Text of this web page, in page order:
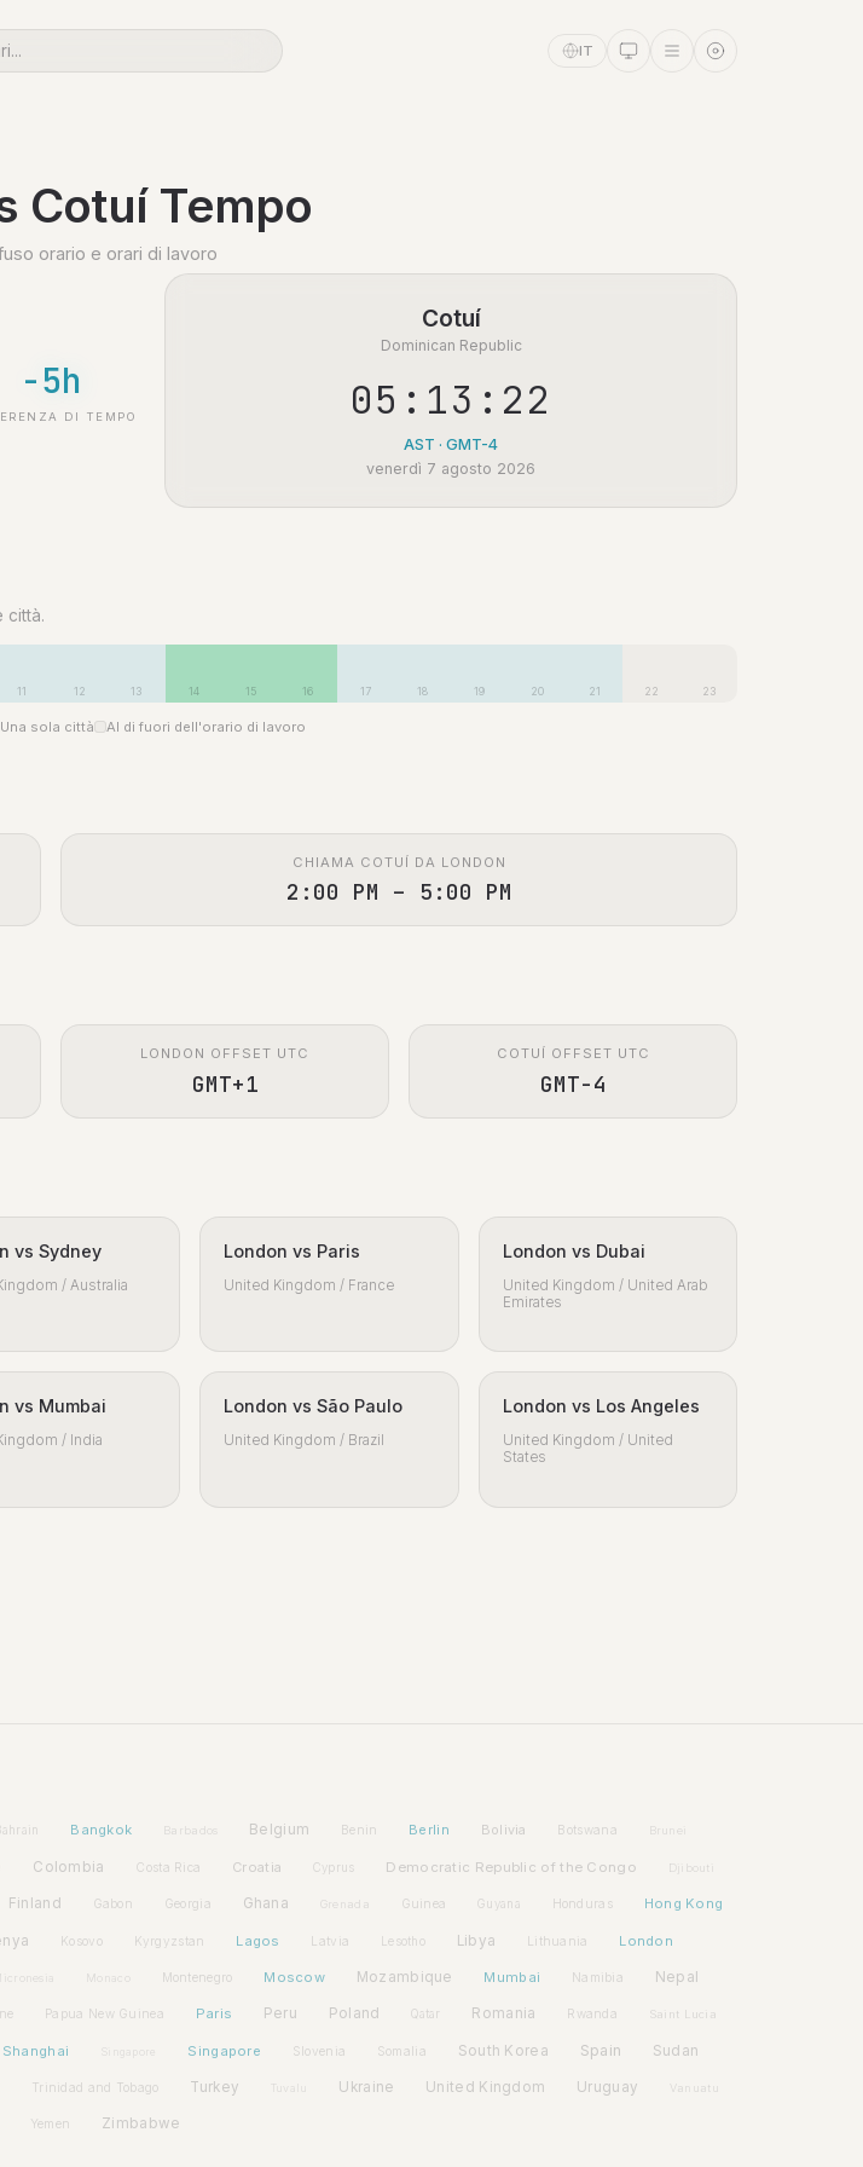
IT
Cotuí Tempo
orario e orari di lavoro
-5h
DI TEMPO
Cotuí
Dominican Republic
05:13:22
AST · GMT-4
venerdì 7 agosto 2026
città.
11 12 13 14 15 16 17 18 19 20 21 22 23
Una sola città Al di fuori dell'orario di lavoro
CHIAMA COTUÍ DA LONDON
2:00 PM – 5:00 PM
LONDON OFFSET UTC
GMT+1
COTUÍ OFFSET UTC
GMT-4
vs Sydney
/ Australia
London vs Paris
United Kingdom / France
London vs Dubai
United Kingdom / United Arab
Emirates
vs Mumbai
/ India
London vs São Paulo
United Kingdom / Brazil
London vs Los Angeles
United Kingdom / United
States
Bangkok Barbados Belgium Benin Berlin Bolivia Botswana Brunei
Colombia Costa Rica Croatia Cyprus Democratic Republic of the Congo Djibouti
Finland Gabon Georgia Ghana Grenada Guinea Guyana Honduras Hong Kong
Kosovo Kyrgyzstan Lagos Latvia Lesotho Libya Lithuania London
Monaco Montenegro Moscow Mozambique Mumbai Namibia Nepal
Papua New Guinea Paris Peru Poland Qatar Romania Rwanda Saint Lucia
Shanghai Singapore Slovenia Somalia South Korea Spain Sudan
Trinidad and Tobago Turkey Tuvalu Ukraine United Kingdom Uruguay Vanuatu
Yemen Zimbabwe